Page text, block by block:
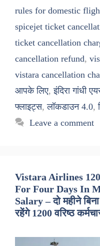
rules for domestic
spicejet ticket
ticket cancellation
cancellation refund,
vistara cancellation
आपके लिए,इंदिरा गांधी
फ्लाइट्स,लॉकडाउन 4.0,
Leave a comment
Vistara Airlines
For Four Days In
Salary – दो महीने
रहेंगे 1200 वरिष्ठ